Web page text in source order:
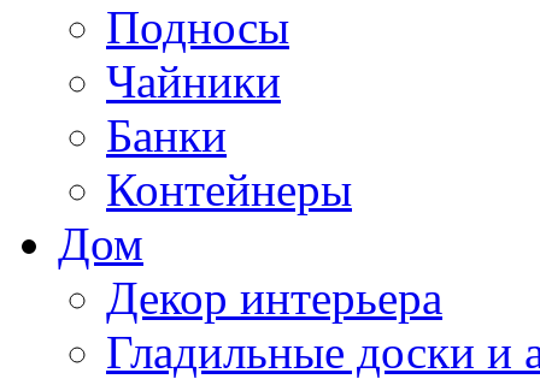
Подносы
Чайники
Банки
Контейнеры
Дом
Декор интерьера
Гладильные доски и